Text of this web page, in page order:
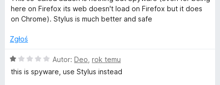
1
/
e
n
:
/
5
here on Firefox its web doesn't load on Firefox but it does
on Chrome). Stylus is much better and safe
Zgłoś
O
c
Autor: Deo rok temu
this is spyware, use Stylus instead